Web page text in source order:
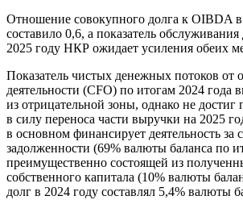
Отношение совокупного долга к OIBDA в
составило 0,6, а показатель
2025 году НКР ожидает усиления обеих
Показатель чистых денежных потоков от
деятельности (CFO) по итогам 2024 года
из отрицательной зоны, однако не достиг
в силу переноса части выручки на 2025
в основном финансирует деятельность за
задолженности (69% валюты баланса по
преимущественно состоящей из
собственного капитала (10% валюты
долг в 2024 году составлял 5,4% валюты